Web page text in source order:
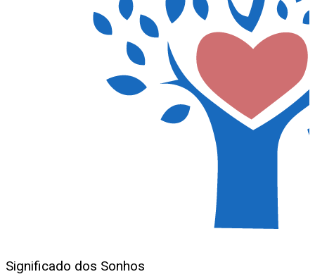
Significado dos Sonhos